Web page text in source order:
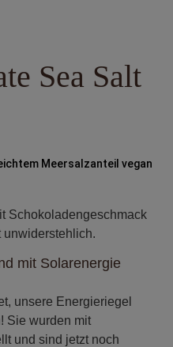
Sea Salt
Meersalzanteil vegan
Schokoladengeschmack
unwiderstehlich.
mit Solarenergie
unsere Energieriegel
Sie wurden mit
und sind jetzt noch